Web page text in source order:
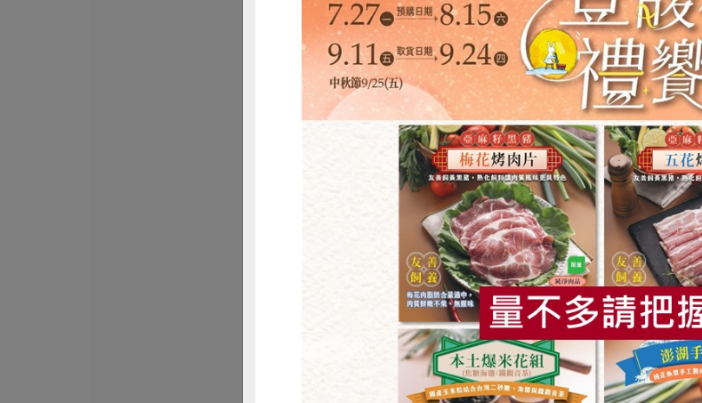
洪紹勛(阿里山茶)
阿里山金萱茶(冬茶)-150g
洪紹勛(阿里山茶)
日紅高山紅茶-150g
150公克
全素
常溫 預購
$670
惜食 RPET 食譜 減硝酸鹽 雞蛋